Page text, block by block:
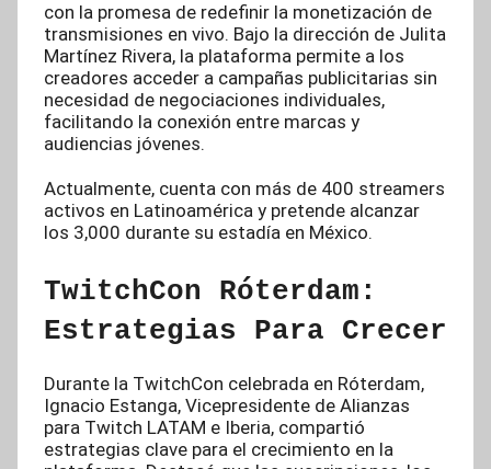
con la promesa de redefinir la monetización de
transmisiones en vivo. Bajo la dirección de Julita
Martínez Rivera, la plataforma permite a los
creadores acceder a campañas publicitarias sin
necesidad de negociaciones individuales,
facilitando la conexión entre marcas y
audiencias jóvenes.
Actualmente, cuenta con más de 400 streamers
activos en Latinoamérica y pretende alcanzar
los 3,000 durante su estadía en México.
TwitchCon Róterdam:
Estrategias Para Crecer
Durante la TwitchCon celebrada en Róterdam,
Ignacio Estanga, Vicepresidente de Alianzas
para Twitch LATAM e Iberia, compartió
estrategias clave para el crecimiento en la